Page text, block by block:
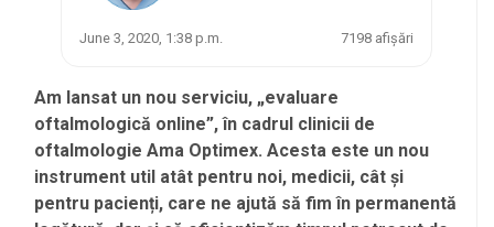
June 3, 2020, 1:38 p.m. 7198 afișări
Am lansat un nou serviciu, „evaluare
oftalmologică online”, în cadrul clinicii de
oftalmologie Ama Optimex. Acesta este un nou
instrument util atât pentru noi, medicii, cât și
pentru pacienți, care ne ajută să fim în permanentă